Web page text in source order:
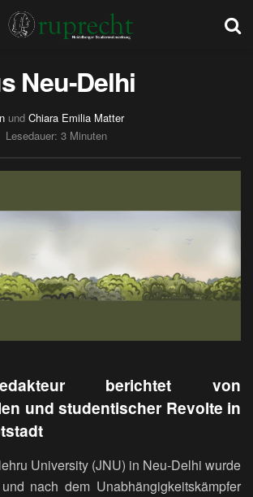
Neu-Delhi
und Chiara Emilia Matter
Lesedauer: 3 Minuten
berichtet von
und studentischer Revolte in
University (JNU) in Neu-Delhi wurde
nach dem Unabhängigkeitskämpfer